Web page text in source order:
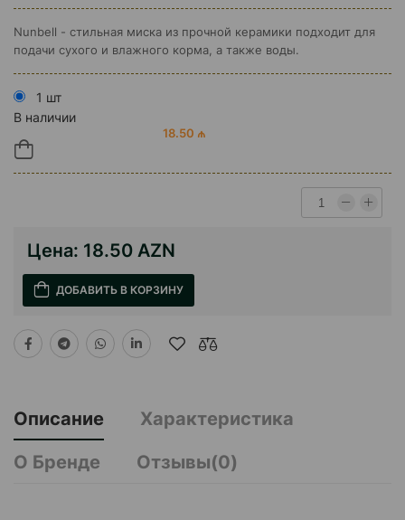
Nunbell - стильная миска из прочной керамики подходит для
подачи сухого и влажного корма, а также воды.
1 шт
В наличии
18.50 ₼
Цена: 18.50 AZN
ДОБАВИТЬ В КОРЗИНУ
Описание
Характеристика
О Бренде
Отзывы(0)